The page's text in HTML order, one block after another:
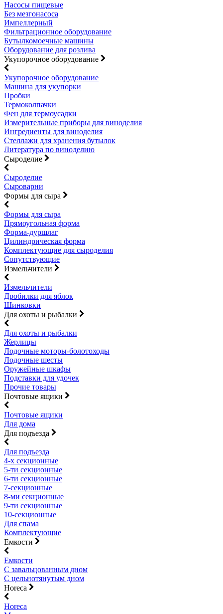
Насосы пищевые
Без мезгонасоса
Импеллерный
Фильтрационное оборудование
Бутылкомоечные машины
Оборудование для розлива
Укупорочное оборудование
Укупорочное оборудование
Машина для укупорки
Пробки
Термоколпачки
Фен для термоусадки
Измерительные приборы для виноделия
Ингредиенты для виноделия
Стеллажи для хранения бутылок
Литература по виноделию
Сыроделие
Сыроделие
Сыроварни
Формы для сыра
Формы для сыра
Прямоугольная форма
Форма-дуршлаг
Цилиндрическая форма
Комплектующие для сыроделия
Сопутствующие
Измельчители
Измельчители
Дробилки для яблок
Шинковки
Для охоты и рыбалки
Для охоты и рыбалки
Жерлицы
Лодочные моторы-болотоходы
Лодочные шесты
Оружейные шкафы
Подставки для удочек
Прочие товары
Почтовые ящики
Почтовые ящики
Для дома
Для подъезда
Для подъезда
4-х секционные
5-ти секционные
6-ти секционные
7-секционные
8-ми секционные
9-ти секционные
10-секционные
Для спама
Комплектующие
Емкости
Емкости
С завальцованным дном
С цельнотянутым дном
Horeca
Horeca